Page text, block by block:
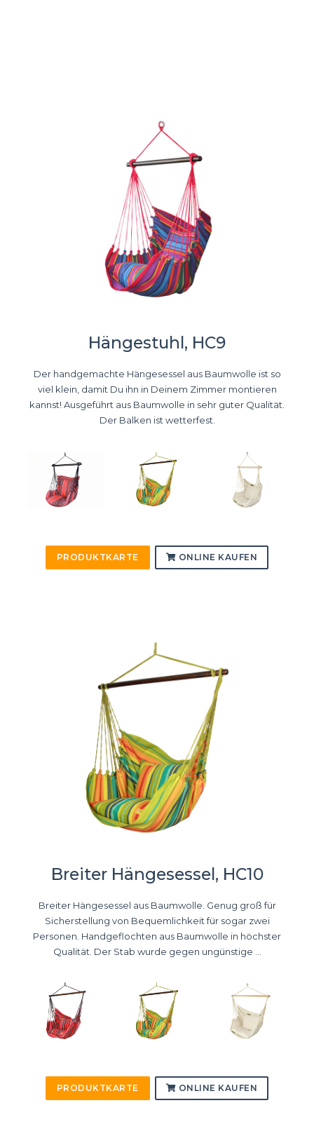
Hängestuhl, HC9
Der handgemachte Hängesessel aus Baumwolle ist so
viel klein, damit Du ihn in Deinem Zimmer montieren
kannst! Ausgeführt aus Baumwolle in sehr guter Qualität.
Der Balken ist wetterfest.
PRODUKTKARTE ONLINE KAUFEN
Breiter Hängesessel, HC10
Breiter Hängesessel aus Baumwolle. Genug groß für
Sicherstellung von Bequemlichkeit für sogar zwei
Personen. Handgeflochten aus Baumwolle in höchster
Qualität. Der Stab wurde gegen ungünstige ...
PRODUKTKARTE ONLINE KAUFEN